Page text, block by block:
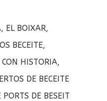
, EL BOIXAR,
BECEITE,
CON HISTORIA,
DE BECEITE
PORTS DE BESEIT